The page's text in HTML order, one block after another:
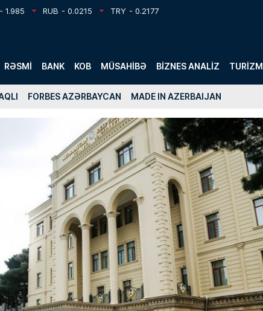
- 1.985 RUB - 0.0215 TRY - 0.2177
RƏSMI BANK KOB MÜSAHIBƏ BIZNES ANALIZ TURIZM
FORBES AZƏRBAYCAN MADE IN AZERBAIJAN